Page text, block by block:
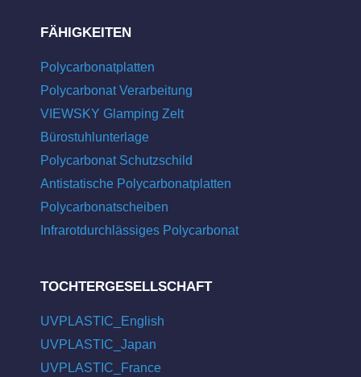
FÄHIGKEITEN
Polycarbonatplatten
Polycarbonat Verarbeitung
VIEWSKY Glamping Zelt
Bürostuhlunterlage
Polycarbonat Schutzschild
Antistatische Polycarbonatplatten
Polycarbonatscheiben
Infrarotdurchlässiges Polycarbonat
TOCHTERGESELLSCHAFT
UVPLASTIC_English
UVPLASTIC_Japan
UVPLASTIC_France